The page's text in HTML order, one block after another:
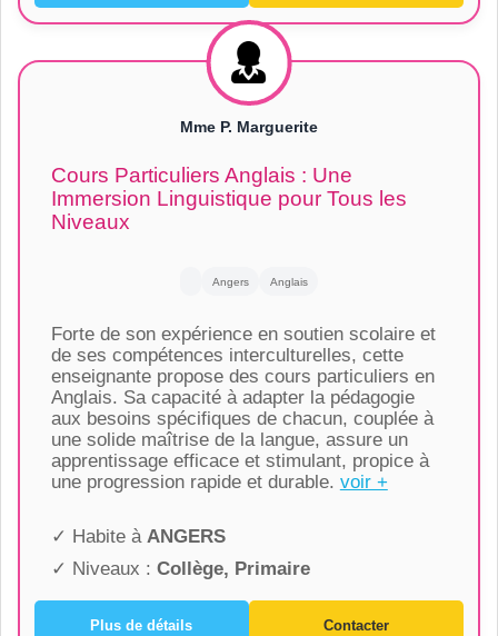
Mme P. Marguerite
Cours Particuliers Anglais : Une
Immersion Linguistique pour Tous les
Niveaux
Angers Anglais
Forte de son expérience en soutien scolaire et
de ses compétences interculturelles, cette
enseignante propose des cours particuliers en
Anglais. Sa capacité à adapter la pédagogie
aux besoins spécifiques de chacun, couplée à
une solide maîtrise de la langue, assure un
apprentissage efficace et stimulant, propice à
une progression rapide et durable. voir +
✓ Habite à ANGERS
✓ Niveaux : Collège, Primaire
Plus de détails Contacter